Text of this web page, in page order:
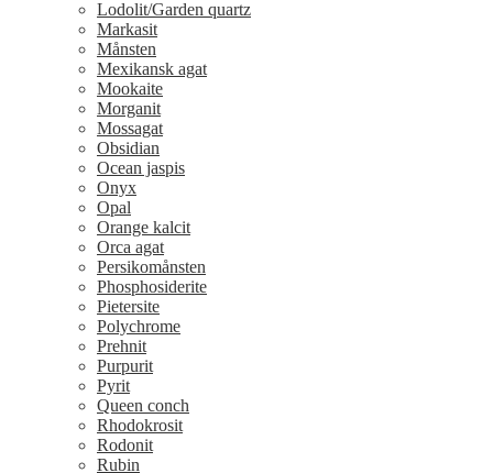
Lodolit/Garden quartz
Markasit
Månsten
Mexikansk agat
Mookaite
Morganit
Mossagat
Obsidian
Ocean jaspis
Onyx
Opal
Orange kalcit
Orca agat
Persikomånsten
Phosphosiderite
Pietersite
Polychrome
Prehnit
Purpurit
Pyrit
Queen conch
Rhodokrosit
Rodonit
Rubin